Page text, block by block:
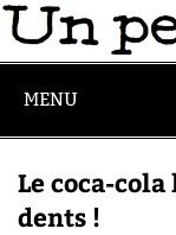
MENU
Le coca-
dents !